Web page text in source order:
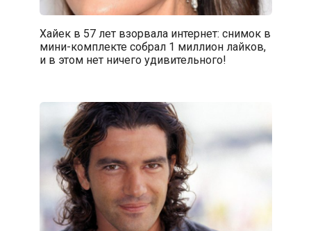
Хайек в 57 лет взорвала интернет: снимок в
мини-комплекте собрал 1 миллион лайков,
и в этом нет ничего удивительного!